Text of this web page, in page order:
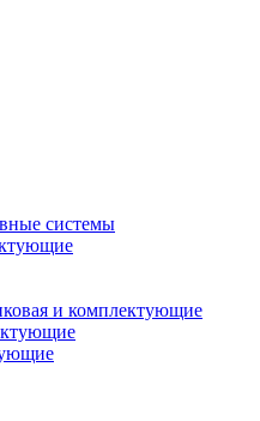
системы
и комплектующие